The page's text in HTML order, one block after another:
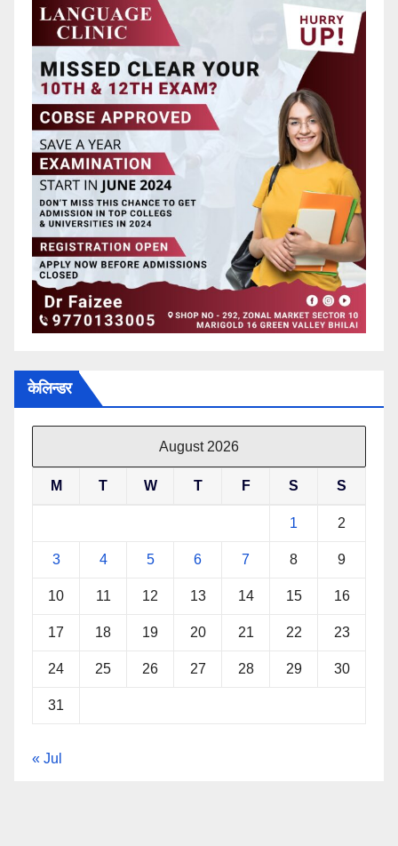
केलिन्डर
August 2026
M T W T F S S
1 2
3 4 5 6 7 8 9
10 11 12 13 14 15 16
17 18 19 20 21 22 23
24 25 26 27 28 29 30
31
« Jul